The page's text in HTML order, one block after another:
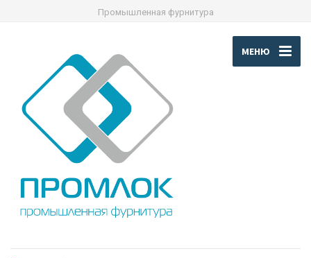
Промышленная фурнитура
МЕНЮ